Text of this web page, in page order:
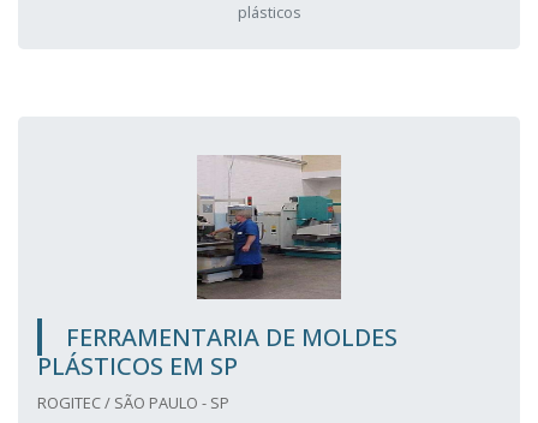
plásticos
FERRAMENTARIA DE MOLDES
PLÁSTICOS EM SP
ROGITEC / SÃO PAULO - SP